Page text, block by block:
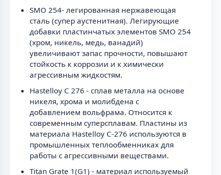
SMO 254- легированная нержавеющая
сталь (супер аустенитная). Легирующие
добавки пластинчатых элементов SMO 254
(хром, никель, медь, ванадий)
увеличивают запас прочности, повышают
стойкость к коррозии и к химически
агрессивным жидкостям.
Hastelloy C 276 - сплав металла на основе
никеля, хрома и молибдена с
добавлением вольфрама. Относится к
современным суперсплавам. Пластины из
материала Hastelloy C-276 используются в
промышленных теплообменниках для
работы с агрессивными веществами.
Titan Grate 1(G1) - материал используемый